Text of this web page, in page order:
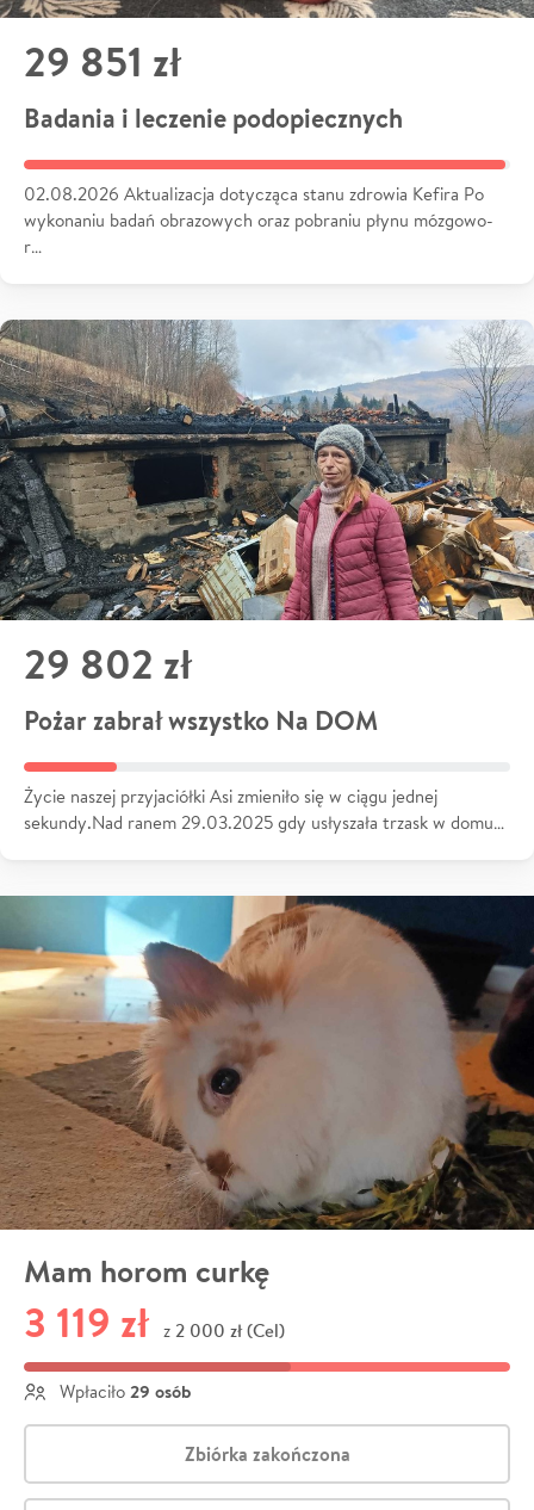
29 851 zł
Badania i leczenie podopiecznych
02.08.2026 Aktualizacja dotycząca stanu zdrowia Kefira Po
wykonaniu badań obrazowych oraz pobraniu płynu mózgowo-
r…
29 802 zł
Pożar zabrał wszystko Na DOM
Życie naszej przyjaciółki Asi zmieniło się w ciągu jednej
sekundy.Nad ranem 29.03.2025 gdy usłyszała trzask w domu…
Mam horom curkę
3 119 zł z 2 000 zł (Cel)
Wpłaciło 29 osób
Zbiórka zakończona